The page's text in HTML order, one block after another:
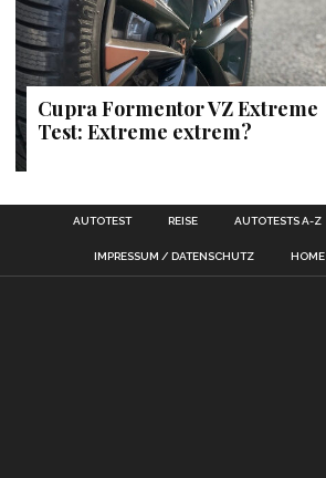
Cupra Formentor VZ Extreme
Test: Extreme extrem?
AUTOTEST REISE AUTOTESTS A-Z
IMPRESSUM / DATENSCHUTZ HOME